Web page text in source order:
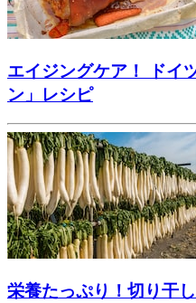
エイジングケア！ ドイ
ン」レシピ
栄養たっぷり！切り干